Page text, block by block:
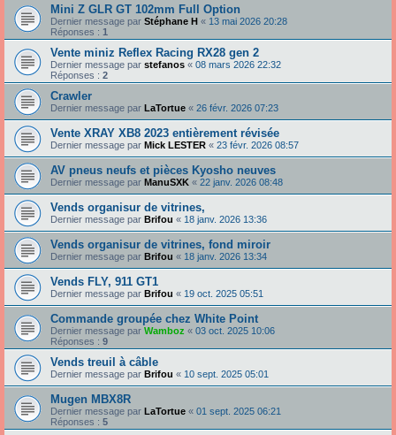
Mini Z GLR GT 102mm Full Option
Dernier message par Stéphane H « 13 mai 2026 20:28
Réponses : 1
Vente miniz Reflex Racing RX28 gen 2
Dernier message par stefanos « 08 mars 2026 22:32
Réponses : 2
Crawler
Dernier message par LaTortue « 26 févr. 2026 07:23
Vente XRAY XB8 2023 entièrement révisée
Dernier message par Mick LESTER « 23 févr. 2026 08:57
AV pneus neufs et pièces Kyosho neuves
Dernier message par ManuSXK « 22 janv. 2026 08:48
Vends organisur de vitrines,
Dernier message par Brifou « 18 janv. 2026 13:36
Vends organisur de vitrines, fond miroir
Dernier message par Brifou « 18 janv. 2026 13:34
Vends FLY, 911 GT1
Dernier message par Brifou « 19 oct. 2025 05:51
Commande groupée chez White Point
Dernier message par Wamboz « 03 oct. 2025 10:06
Réponses : 9
Vends treuil à câble
Dernier message par Brifou « 10 sept. 2025 05:01
Mugen MBX8R
Dernier message par LaTortue « 01 sept. 2025 06:21
Réponses : 5